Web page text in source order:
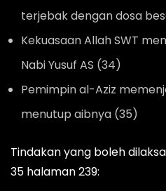
terjebak dengan dosa
Kekuasaan Allah SWT
Nabi Yusuf AS (34)
Pemimpin al-Aziz
menutup aibnya (35)
Tindakan yang boleh
35 halaman 239: